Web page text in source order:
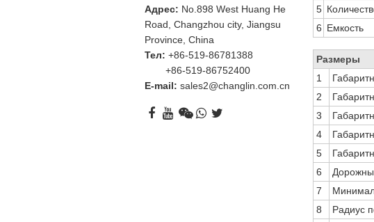
5
6 Емкость
Размеры
1
2
3
4
5
6
7
8
Радиус
Адрес: No.898 West Huang He
Road, Changzhou city, Jiangsu
Province, China
Тел: +86-519-86781388
+86-519-86752400
E-mail:sales2@changlin.com.cn